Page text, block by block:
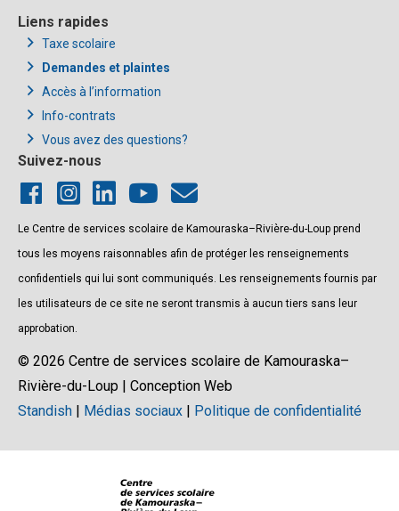
Liens rapides
Taxe scolaire
Demandes et plaintes
Accès à l’information
Info-contrats
Vous avez des questions?
Suivez-nous
Le Centre de services scolaire de Kamouraska–Rivière-du-Loup prend
tous les moyens raisonnables afin de protéger les renseignements
confidentiels qui lui sont communiqués. Les renseignements fournis par
les utilisateurs de ce site ne seront transmis à aucun tiers sans leur
approbation.
© 2026 Centre de services scolaire de Kamouraska–
Rivière-du-Loup | Conception Web
Standish | Médias sociaux | Politique de confidentialité